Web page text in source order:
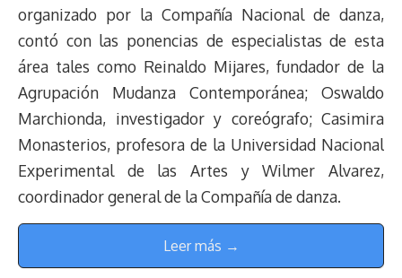
organizado por la Compañía Nacional de danza,
contó con las ponencias de especialistas de esta
área tales como Reinaldo Mijares, fundador de la
Agrupación Mudanza Contemporánea; Oswaldo
Marchionda, investigador y coreógrafo; Casimira
Monasterios, profesora de la Universidad Nacional
Experimental de las Artes y Wilmer Alvarez,
coordinador general de la Compañía de danza.
Leer más →